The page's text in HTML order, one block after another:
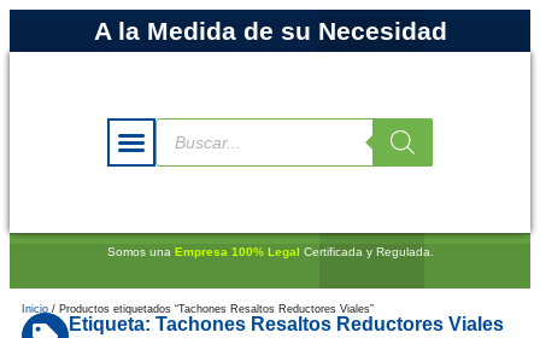
A la Medida de su Necesidad
Somos una Empresa 100% Legal Certificada y Regulada.
Inicio / Productos etiquetados “Tachones Resaltos Reductores Viales”
Etiqueta: Tachones Resaltos Reductores Viales